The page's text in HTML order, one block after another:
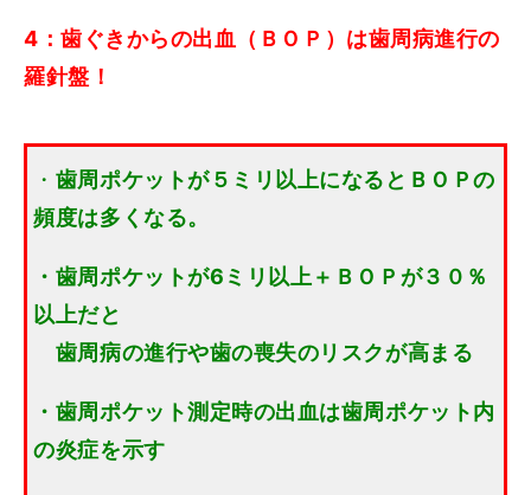
4：歯ぐきからの出血（ＢＯＰ）は歯周病進行の
羅針盤！
・ 歯周ポケットが５ミリ以上になるとＢＯＰの
頻度は多くなる。
・歯周ポケットが6ミリ以上＋ＢＯＰが３０％
以上だと
歯周病の進行や歯の喪失のリスクが高まる
・歯周ポケット測定時の出血は歯周ポケット内
の炎症を示す